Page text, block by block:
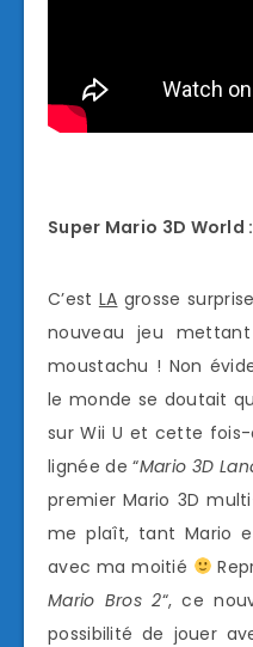
Super Mario 3D World
C’est LA grosse
nouveau jeu
moustachu ! Non
le monde se doutait
sur Wii U et cette
lignée de “Mario 3D
premier Mario 3D
me plaît, tant Mario
avec ma moitié
Mario Bros 2“, ce
possibilité de jouer